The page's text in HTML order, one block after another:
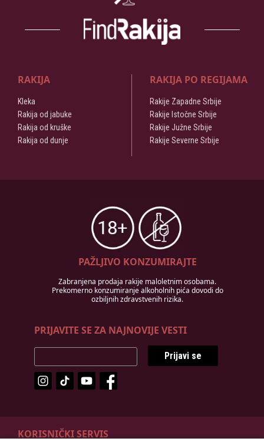
RAKIJA
Kleka
Rakija od jabuke
Rakija od kruške
Rakija od dunje
RAKIJA PO REGIJAMA
Rakije Zapadne Srbije
Rakije Istočne Srbije
Rakije Južne Srbije
Rakije Severne Srbije
PAŽLJIVO KONZUMIRAJTE
Zabranjena prodaja rakije maloletnim osobama.
Prekomerno konzumiranje alkoholnih pića dovodi do
ozbiljnih zdravstvenih rizika.
PRIJAVITE SE ZA NAJNOVIJE VESTI
Prijavi se
KORISNIČKI SERVIS